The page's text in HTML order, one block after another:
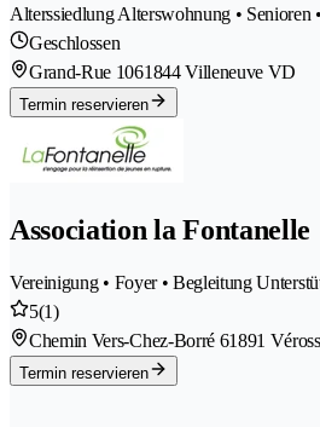
Alterssiedlung Alterswohnung • Senioren
Geschlossen
Grand-Rue 1061844 Villeneuve VD
Termin reservieren
Association la Fontanelle
Vereinigung • Foyer • Begleitung
5(1)
Chemin Vers-Chez-Borré 61891
Termin reservieren